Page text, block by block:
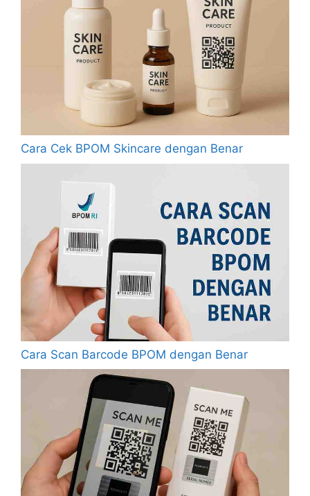
Cara Cek BPOM Skincare dengan Benar
Cara Scan Barcode BPOM dengan Benar